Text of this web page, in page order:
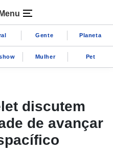
Menu
Gente Planeta
Mulher Pet
discutem
de avançar